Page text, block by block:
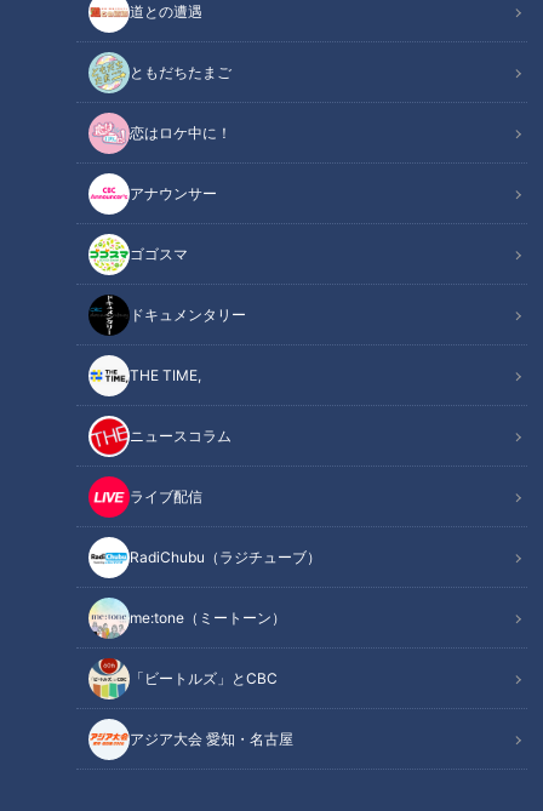
道との遭遇
ともだちたまご
恋はロケ中に！
アナウンサー
ゴゴスマ
ドキュメンタリー
THE TIME,
ニュースコラム
ライブ配信
RadiChubu（ラジチューブ）
me:tone（ミートーン）
「ビートルズ」とCBC
アジア大会 愛知・名古屋
この記事の画像
この記事を見たあなたへのおすすめ
まるでウォータースライダー！
近鉄特急「ひのとり」展望席最
前列を初体験
安藤渚七、10年憧れた『君の名
フランス人は菓子店「シャトレ
ーゼ」の店名に顔を赤らめる？